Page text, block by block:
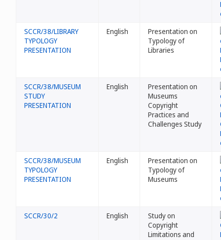
SCCR/38/LIBRARY
TYPOLOGY
PRESENTATION
English
Presentation on
Typology of
Libraries
SCCR/38/MUSEUM
STUDY
PRESENTATION
English
Presentation on
Museums
Copyright
Practices and
Challenges Study
SCCR/38/MUSEUM
TYPOLOGY
PRESENTATION
English
Presentation on
Typology of
Museums
SCCR/30/2 English
Study on
Copyright
Limitations and